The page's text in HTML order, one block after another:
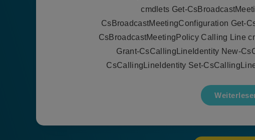
cmdlets Get-
CsBroadcastMeetingConfiguration Get-
CsBroadcastMeetingPolicy Calling Line
Grant-CsCallingLineIdentity New-
CsCallingLineIdentity Set-